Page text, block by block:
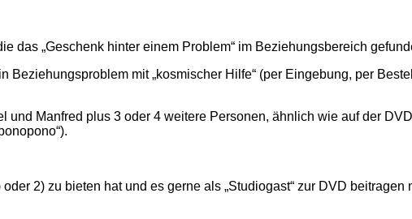
das „Geschenk hinter einem Problem“ im Beziehungsbereich
Beziehungsproblem mit „kosmischer Hilfe“ (per Eingebung, per
und Manfred plus 3 oder 4 weitere Personen, ähnlich wie auf der
2) zu bieten hat und es gerne als „Studiogast“ zur DVD beitragen